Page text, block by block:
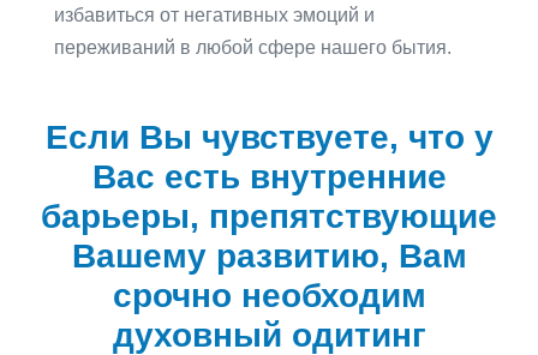
избавиться от негативных эмоций и
переживаний в любой сфере нашего бытия.
Если Вы чувствуете, что у
Вас есть внутренние
барьеры, препятствующие
Вашему развитию, Вам
срочно необходим
духовный одитинг